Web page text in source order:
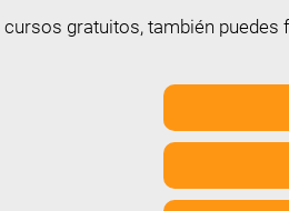
cursos gratuitos, también puedes